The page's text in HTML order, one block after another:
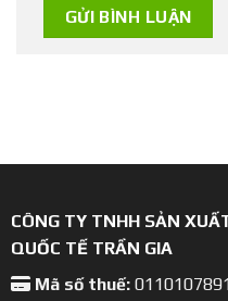
CÔNG TY TNHH SẢN
QUỐC TẾ TRẦN GIA
Mã số thuế: